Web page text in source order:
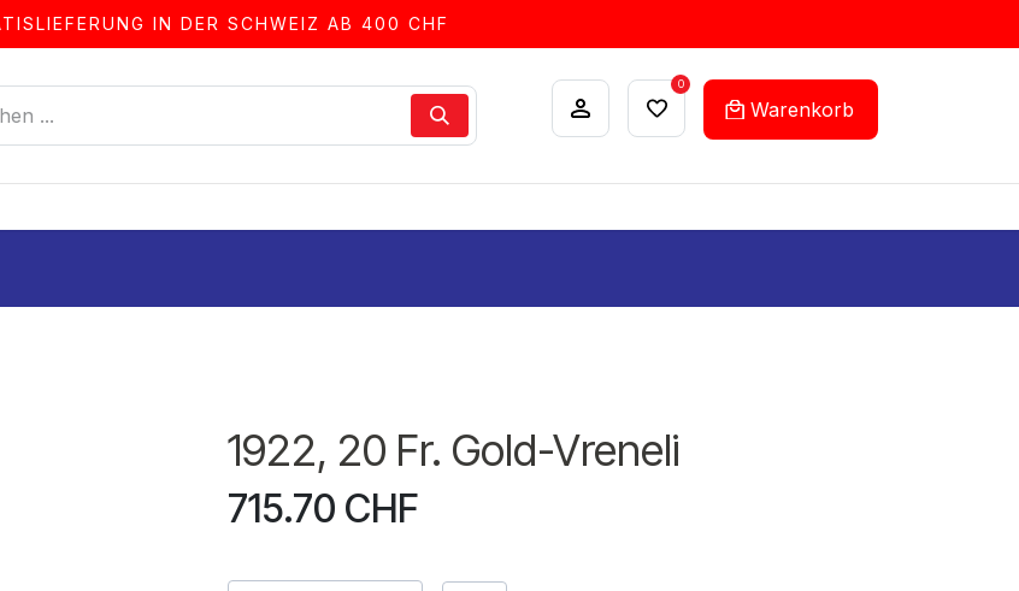
IN DER SCHWEIZ AB 400 CHF
0
Warenkorb
1922, 20 Fr. Gold-Vreneli
715.70 CHF